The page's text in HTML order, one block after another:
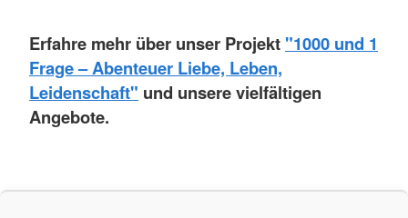
Erfahre mehr über unser Projekt "1000 und 1
Frage – Abenteuer Liebe, Leben,
Leidenschaft" und unsere vielfältigen
Angebote.